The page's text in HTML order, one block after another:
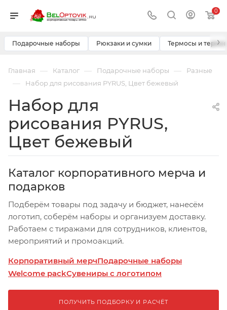
0
Подарочные наборы Рюкзаки и сумки Термосы и ›
Главная — Каталог — Подарочные наборы — Разные
— Набор для рисования PYRUS, Цвет бежевый
Набор для
рисования PYRUS,
Цвет бежевый
Каталог корпоративного мерча и
подарков
Подберём товары под задачу и бюджет, нанесём
логотип, соберём наборы и организуем доставку.
Работаем с тиражами для сотрудников, клиентов,
мероприятий и промоакций.
Корпоративный мерчПодарочные наборы
Welcome packСувениры с логотипом
ПОЛУЧИТЬ ПОДБОРКУ И РАСЧЁТ